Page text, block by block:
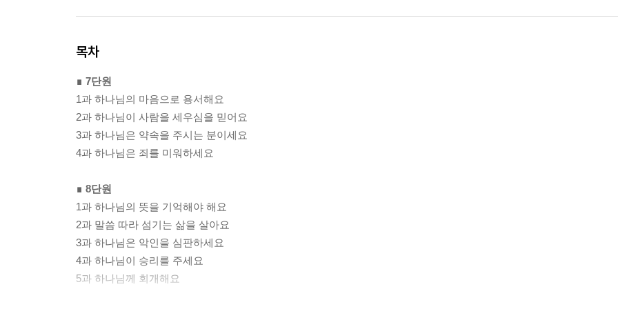
목차
∎ 7단원
1과 하나님의 마음으로 용서해요
2과 하나님이 사람을 세우심을 믿어요
3과 하나님은 약속을 주시는 분이세요
4과 하나님은 죄를 미워하세요
∎ 8단원
1과 하나님의 뜻을 기억해야 해요
2과 말씀 따라 섬기는 삶을 살아요
3과 하나님은 악인을 심판하세요
4과 하나님이 승리를 주세요
5과 하나님께 회개해요